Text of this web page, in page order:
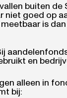
buiten de
niet goed op
is
en
alleen in
bij: